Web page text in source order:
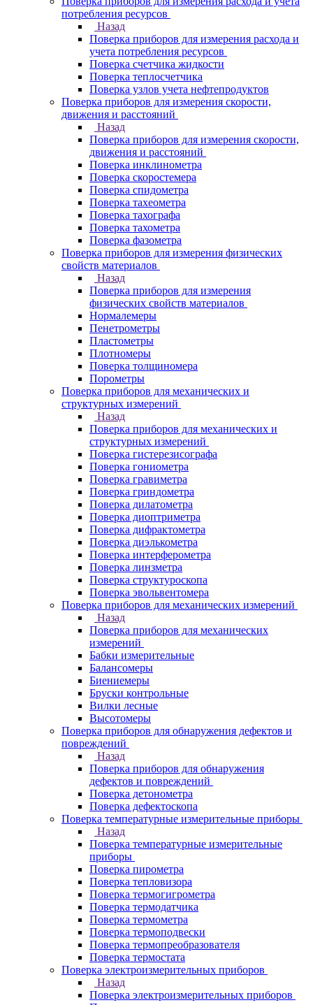
потребления ресурсов
Назад
Поверка приборов для измерения расхода и
учета потребления ресурсов
Поверка счетчика жидкости
Поверка теплосчетчика
Поверка узлов учета нефтепродуктов
Поверка приборов для измерения скорости,
движения и расстояний
Назад
Поверка приборов для измерения скорости,
движения и расстояний
Поверка инклинометра
Поверка скоростемера
Поверка спидометра
Поверка тахеометра
Поверка тахографа
Поверка тахометра
Поверка фазометра
Поверка приборов для измерения физических
свойств материалов
Назад
Поверка приборов для измерения
физических свойств материалов
Нормалемеры
Пенетрометры
Пластометры
Плотномеры
Поверка толщиномера
Порометры
Поверка приборов для механических и
структурных измерений
Назад
Поверка приборов для механических и
структурных измерений
Поверка гистерезисографа
Поверка гониометра
Поверка гравиметра
Поверка гриндометра
Поверка дилатометра
Поверка диоптриметра
Поверка дифрактометра
Поверка диэлькометра
Поверка интерферометра
Поверка линзметра
Поверка структуроскопа
Поверка эвольвентомера
Поверка приборов для механических измерений
Назад
Поверка приборов для механических
измерений
Бабки измерительные
Балансомеры
Биениемеры
Бруски контрольные
Вилки лесные
Высотомеры
Поверка приборов для обнаружения дефектов и
повреждений
Назад
Поверка приборов для обнаружения
дефектов и повреждений
Поверка детонометра
Поверка дефектоскопа
Поверка температурные измерительные приборы
Назад
Поверка температурные измерительные
приборы
Поверка пирометра
Поверка тепловизора
Поверка термогигрометра
Поверка термодатчика
Поверка термометра
Поверка термоподвески
Поверка термопреобразователя
Поверка термостата
Поверка электроизмерительных приборов
Назад
Поверка электроизмерительных приборов